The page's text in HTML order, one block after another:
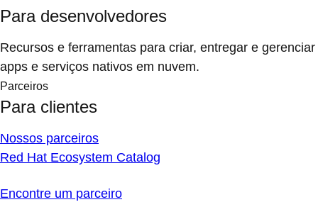
Para desenvolvedores
Recursos e ferramentas para criar, entregar e gerenciar
apps e serviços nativos em nuvem.
Parceiros
Para clientes
Nossos parceiros
Red Hat Ecosystem Catalog
Encontre um parceiro